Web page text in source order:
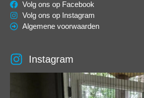
Volg ons op Facebook
Volg ons op Instagram
Algemene voorwaarden
Instagram